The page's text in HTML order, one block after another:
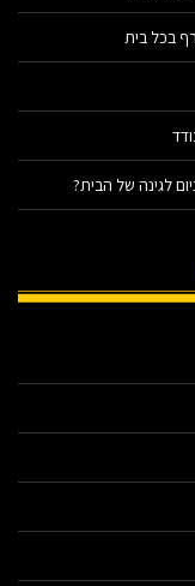
בכל בית
לגינה של הבית?